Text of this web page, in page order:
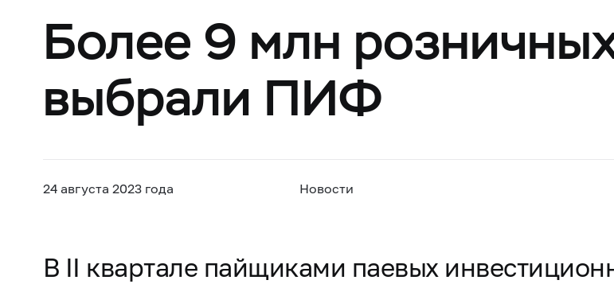
Более 9 млн
выбрали ПИФ
24 августа 2023 года Новости
В II квартале пайщиками паевых